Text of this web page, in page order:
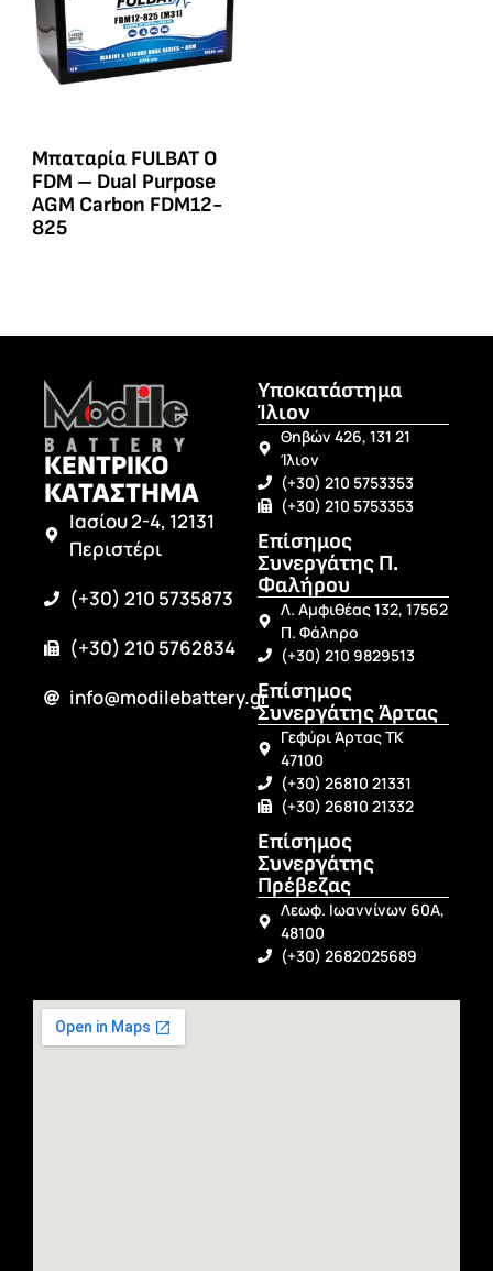
Μπαταρία FULBAT O
FDM – Dual Purpose
AGM Carbon FDM12-
825
ΚΕΝΤΡΙΚΟ
ΚΑΤΑΣΤΗΜΑ
Ιασίου 2-4, 12131
Περιστέρι
(+30) 210 5735873
(+30) 210 5762834
info@modilebattery.gr
Υποκατάστημα
Ίλιον
Θηβών 426, 131 21
Ίλιον
(+30) 210 5753353
(+30) 210 5753353
Επίσημος
Συνεργάτης Π.
Φαλήρου
Λ. Αμφιθέας 132, 17562
Π. Φάληρο
(+30) 210 9829513
Επίσημος
Συνεργάτης Άρτας
Γεφύρι Άρτας ΤΚ
47100
(+30) 26810 21331
(+30) 26810 21332
Επίσημος
Συνεργάτης
Πρέβεζας
Λεωφ. Ιωαννίνων 60Α,
48100
(+30) 2682025689